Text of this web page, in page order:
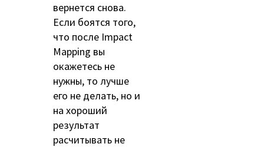
вернется снова.
Если боятся того,
что после Impact
Mapping вы
окажетесь не
нужны, то лучше
его не делать, но и
на хороший
результат
расчитывать не